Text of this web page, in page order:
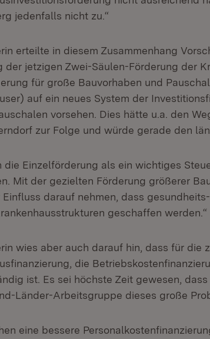
jedenfalls nicht zu.“
erteilte in diesem Zusammenhang
der jetzigen Zwei-Säulen-Förderung der
für große Bauvorhaben und
auf ein neues System der
vorsehen. Dies hätte u.a. den
zur Folge und würde gerade den
die Einzelförderung als ein wichtiges
Mit der gezielten Förderung größerer
Einfluss darauf nehmen, dass
geschaffen werden.“
wies aber auch darauf hin, dass für die
die
ist. Es sei höchste Zeit gewesen,
Länder-Arbeitsgruppe dieses große
eine bessere